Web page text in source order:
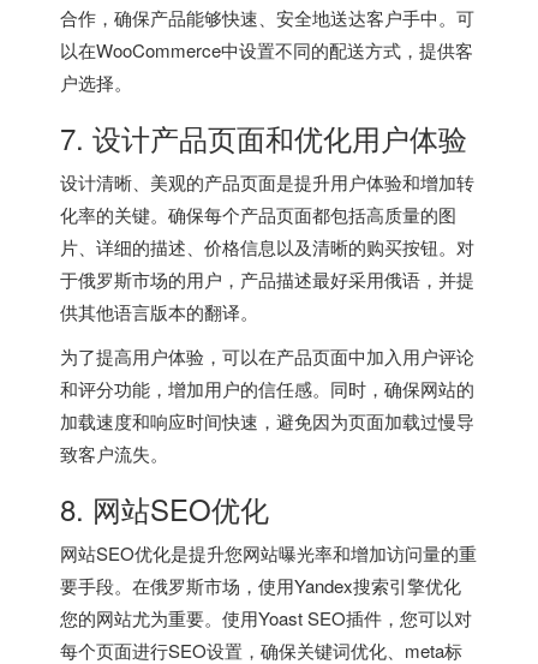
合作，确保产品能够快速、安全地送达客户手中。可
以在WooCommerce中设置不同的配送方式，提供客
户选择。
7. 设计产品页面和优化用户体验
设计清晰、美观的产品页面是提升用户体验和增加转
化率的关键。确保每个产品页面都包括高质量的图
片、详细的描述、价格信息以及清晰的购买按钮。对
于俄罗斯市场的用户，产品描述最好采用俄语，并提
供其他语言版本的翻译。
为了提高用户体验，可以在产品页面中加入用户评论
和评分功能，增加用户的信任感。同时，确保网站的
加载速度和响应时间快速，避免因为页面加载过慢导
致客户流失。
8. 网站SEO优化
网站SEO优化是提升您网站曝光率和增加访问量的重
要手段。在俄罗斯市场，使用Yandex搜索引擎优化
您的网站尤为重要。使用Yoast SEO插件，您可以对
每个页面进行SEO设置，确保关键词优化、meta标